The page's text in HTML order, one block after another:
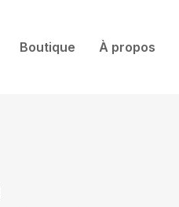
Boutique À propos